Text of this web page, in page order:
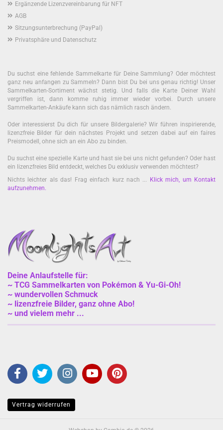
Ergänzende Lizenzvereinbarung für NFT
AGB
Sitzungsunterbrechung (PayPal)
Privatsphäre und Datenschutz
Du suchst eine fehlende Sammelkarte für Deine Sammlung? Oder möchtest
ganz neu anfangen zu Sammeln? Dann bist Du bei uns genau richtig! Unser
Sammelkarten-Sortiment wächst stetig. Und falls die Karte Deiner Wahl
vergriffen ist, dann komme ruhig immer wieder vorbei. Durch unsere
Sammelkarten-Ankäufe kann sich das nämlich rasch ändern.
Oder interessierst Du dich für unsere Bildergalerie? Wir führen inspirierende,
lizenzfreie Bilder für dein nächstes Projekt und setzen dabei auf ein faires
Preismodell, ohne sich an ein Abo zu binden.
Du suchst eine spezielle Karte und hast sie bei uns nicht gefunden? Oder hast
ein lizenzfreies Bild entdeckt, welches Du exklusiv verwenden möchtest?
Nichts leichter als das! Frag einfach kurz nach ...
Klick mich, um Kontakt
aufzunehmen.
Deine Anlaufstelle für:
~ TCG Sammelkarten von Pokémon & Yu-Gi-Oh!
~ wundervollen Schmuck
~ lizenzfreie Bilder, ganz ohne Abo!
~ und vielem mehr ...
Vertrag widerrufen